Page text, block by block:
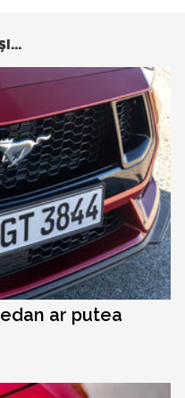
ar putea